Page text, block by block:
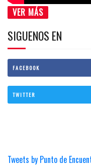
VER MÁS
SIGUENOS EN
FACEBOOK
TWITTER
Tweets by Punto de